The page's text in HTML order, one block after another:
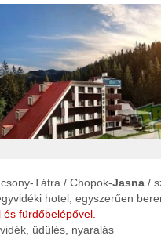
Tátra / Chopok-Jasna /
hotel, egyszerűen
fürdőbelépővel.
üdülés, nyaralás